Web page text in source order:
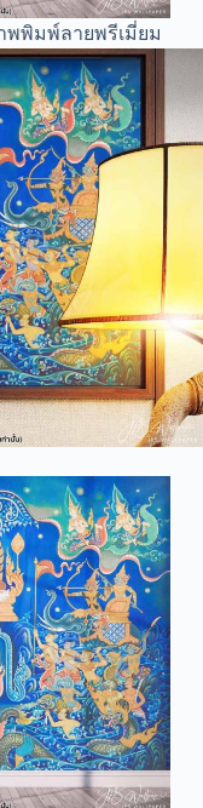
พพิมพ์ลายพรีเมี่ยม